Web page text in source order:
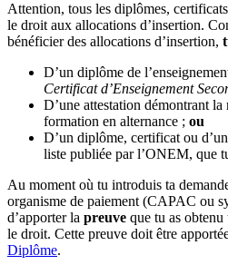
Attention, tous les diplômes,
le droit aux allocations d’insertion.
bénéficier des allocations d’insertion,
D’un diplôme de
Certificat d’Enseignement
D’une attestation démontrant la
formation en alternance ; ou
D’un diplôme, certificat ou
liste publiée par l’ONEM, que
Au moment où tu introduis ta
organisme de paiement (CAPAC ou
d’apporter la preuve que tu as
le droit. Cette preuve doit être
Diplôme.